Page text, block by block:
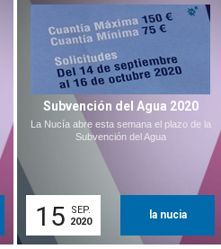
Subvención del Agua 2020
La Nucía abre esta semana el plazo de la
Subvención del Agua
15
SEP.
2020
la nucia